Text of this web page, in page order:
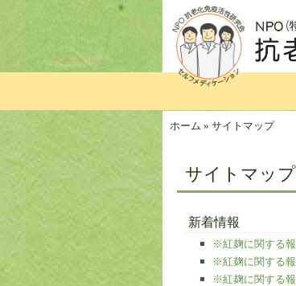
ホーム » サイトマップ
サイトマップ
新着情報
※紅麹に関する
※紅麹に関する
※紅麹に関する